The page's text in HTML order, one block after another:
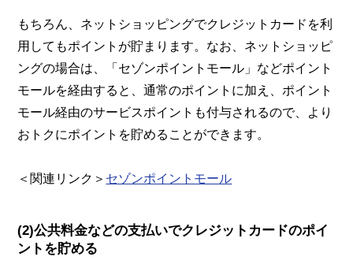
もちろん、ネットショッピングでクレジットカードを利
用してもポイントが貯まります。なお、ネットショッピ
ングの場合は、「セゾンポイントモール」などポイント
モールを経由すると、通常のポイントに加え、ポイント
モール経由のサービスポイントも付与されるので、より
おトクにポイントを貯めることができます。
＜関連リンク＞ セゾンポイントモール
(2)公共料金などの支払いでクレジットカードのポイ
ントを貯める